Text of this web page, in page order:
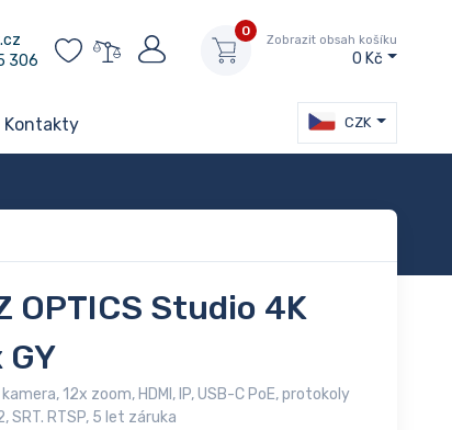
306
0
Zobrazit obsah košíku
0 Kč
Kontakty CZK
OPTICS Studio 4K
GY
12x zoom, HDMI, IP, USB-C PoE, protokoly
SRT. RTSP, 5 let záruka